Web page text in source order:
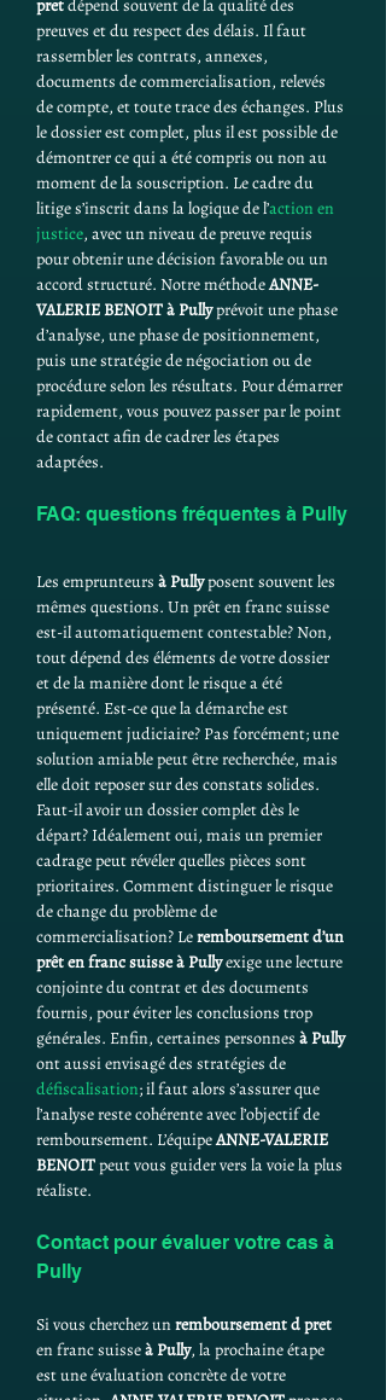
pret dépend souvent de la qualité des
preuves et du respect des délais. Il faut
rassembler les contrats, annexes,
documents de commercialisation, relevés
de compte, et toute trace des échanges. Plus
le dossier est complet, plus il est possible de
démontrer ce qui a été compris ou non au
moment de la souscription. Le cadre du
litige s’inscrit dans la logique de l’action en
justice, avec un niveau de preuve requis
pour obtenir une décision favorable ou un
accord structuré. Notre méthode ANNE-
VALERIE BENOITà Pully prévoit une phase
d’analyse, une phase de positionnement,
puis une stratégie de négociation ou de
procédure selon les résultats. Pour démarrer
rapidement, vous pouvez passer par le point
de contact afin de cadrer les étapes
adaptées.
FAQ: questions fréquentes à Pully
Les emprunteurs à Pully posent souvent les
mêmes questions. Un prêt en franc suisse
est-il automatiquement contestable? Non,
tout dépend des éléments de votre dossier
et de la manière dont le risque a été
présenté. Est-ce que la démarche est
uniquement judiciaire? Pas forcément; une
solution amiable peut être recherchée, mais
elle doit reposer sur des constats solides.
Faut-il avoir un dossier complet dès le
départ? Idéalement oui, mais un premier
cadrage peut révéler quelles pièces sont
prioritaires. Comment distinguer le risque
de change du problème de
commercialisation? Le remboursement d’un
prêt en franc suisse à Pully exige une lecture
conjointe du contrat et des documents
fournis, pour éviter les conclusions trop
générales. Enfin, certaines personnes à Pully
ont aussi envisagé des stratégies de
défiscalisation; il faut alors s’assurer que
l’analyse reste cohérente avec l’objectif de
remboursement. L’équipe ANNE-VALERIE
BENOIT peut vous guider vers la voie la plus
réaliste.
Contact pour évaluer votre cas à
Pully
Si vous cherchez un remboursement d pret
en franc suisse à Pully, la prochaine étape
est une évaluation concrète de votre